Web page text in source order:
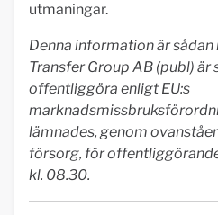
utmaningar.
Denna information är
Transfer Group AB (publ)
offentliggöra enligt EU:s
lämnades, genom
försorg, för
kl. 08.30.